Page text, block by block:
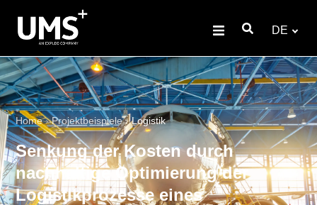
DE
Home › Projektbeispiele › Logistik
Senkung der Kosten durch
nachhaltige Optimierung der
Logistikprozesse eines